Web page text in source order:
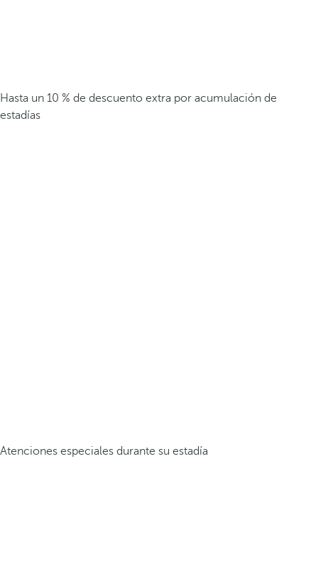
Hasta un 10 % de descuento extra por acumulación de
estadías
Atenciones especiales durante su estadía